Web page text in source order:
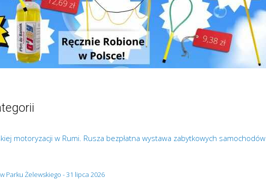
motoryzacji w Rumi. Rusza bezpłatna wystawa zabytkowych samochodów
Parku Żelewskiego - 31 lipca 2026